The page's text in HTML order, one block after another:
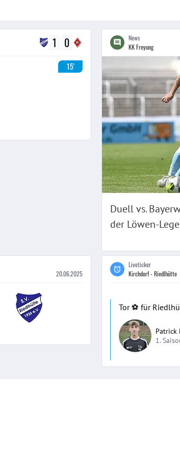
1 0
15'
News
KK Freyung
Duell vs.
der Löwen-
20.06.2025
Liveticker
Kirchdorf - Riedlhütte
Tor ⚽️ für
Patrick
1.